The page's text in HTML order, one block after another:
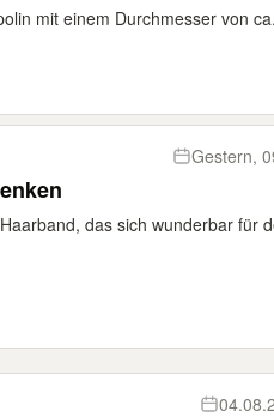
mit einem Durchmesser von
Gestern,
das sich wunderbar für